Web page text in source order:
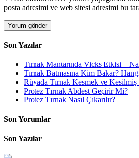
posta adresimi ve web sitesi adresimi bu
Son Yazılar
Tırnak Mantarında Vicks Etkisi –
Tırnak Batmasına Kim Bakar?
Rüyada Tırnak Kesmek ve Kesilmiş
Protez Tırnak Abdest Geçirir Mi?
Protez Tırnak Nasıl Çıkarılır?
Son Yorumlar
Son Yazılar